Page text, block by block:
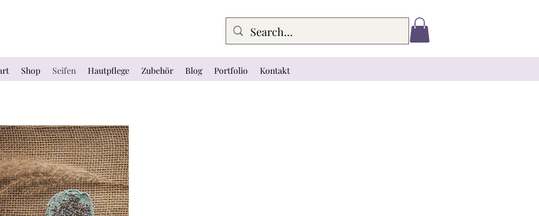
Shop Seifen Hautpflege Zubehör Blog Portfolio Kontakt